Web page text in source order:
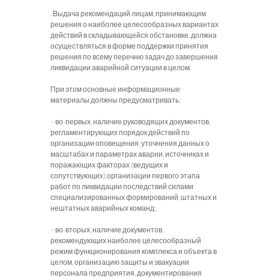
. Выдача рекомендаций лицам, принимающим
решения о наиболее целесообразных вариантах
действий в складывающейся обстановке, должна
осуществляться в форме поддержки принятия
решения по всему перечню задач до завершения
ликвидации аварийной ситуации в целом.
При этом основные информационные
материалы должны предусматривать:
– во-первых, наличие руководящих документов,
регламентирующих порядок действий по
организации оповещения, уточнения данных о
масштабах и параметрах аварии, источниках и
поражающих факторах (ведущих и
сопутствующих),организации первого этапа
работ по ликвидации последствий силами
специализированных формирований, штатных и
нештатных аварийных команд;
– во-вторых, наличие документов,
рекомендующих наиболее целесообразный
режим функционирования комплекса и объекта в
целом, организацию защиты и эвакуации
персонала предприятия, документирования